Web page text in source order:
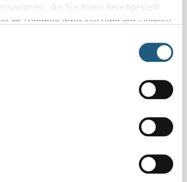
die Sie ihnen bereitgestellt
im Rahmen Ihrer Nutzung der Dienste
die Plattform
baum.deerworben werden.